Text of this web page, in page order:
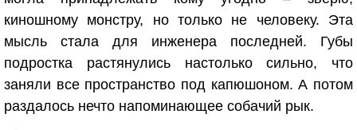
киношному монстру, но только не человеку. Эта
мысль стала для инженера последней. Губы
подростка растянулись настолько сильно, что
заняли все пространство под капюшоном. А потом
раздалось нечто напоминающее собачий рык.